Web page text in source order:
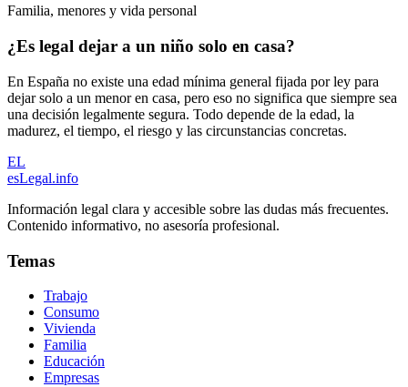
Familia, menores y vida personal
¿Es legal dejar a un niño solo en casa?
En España no existe una edad mínima general fijada por ley para
dejar solo a un menor en casa, pero eso no significa que siempre sea
una decisión legalmente segura. Todo depende de la edad, la
madurez, el tiempo, el riesgo y las circunstancias concretas.
EL
esLegal.info
Información legal clara y accesible sobre las dudas más frecuentes.
Contenido informativo, no asesoría profesional.
Temas
Trabajo
Consumo
Vivienda
Familia
Educación
Empresas